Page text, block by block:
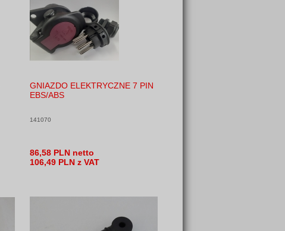
GNIAZDO ELEKTRYCZNE 7 PIN
EBS/ABS
141070
86,58 PLN netto
106,49 PLN z VAT